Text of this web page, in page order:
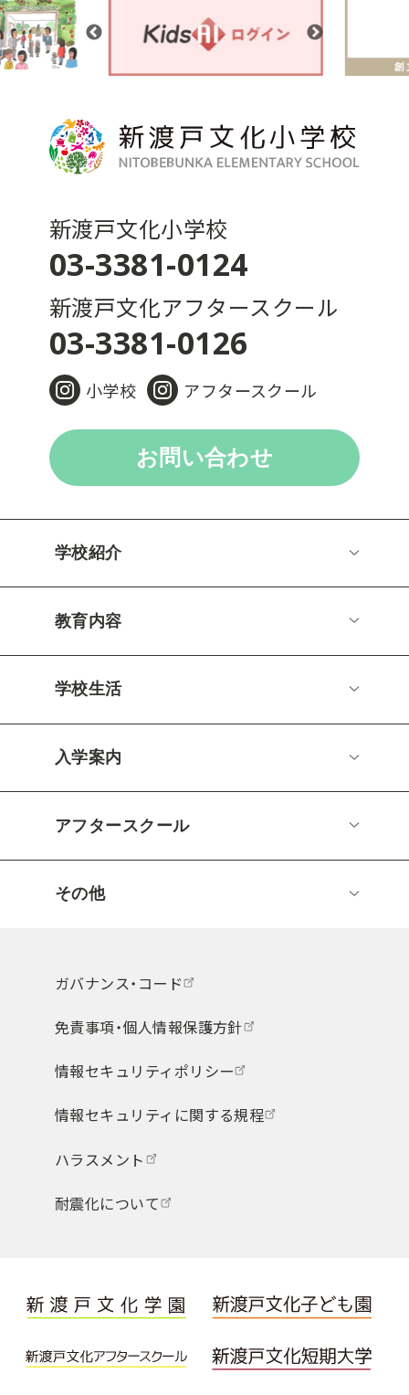
新渡戸文化小学校
03-3381-0124
新渡戸文化アフタースクール
03-3381-0126
小学校 アフタースクール
お問い合わせ
学校紹介
教育内容
学校生活
入学案内
アフタースクール
その他
ガバナンス・コード
免責事項・個人情報保護方針
情報セキュリティポリシー
情報セキュリティに関する規程
ハラスメント
耐震化について